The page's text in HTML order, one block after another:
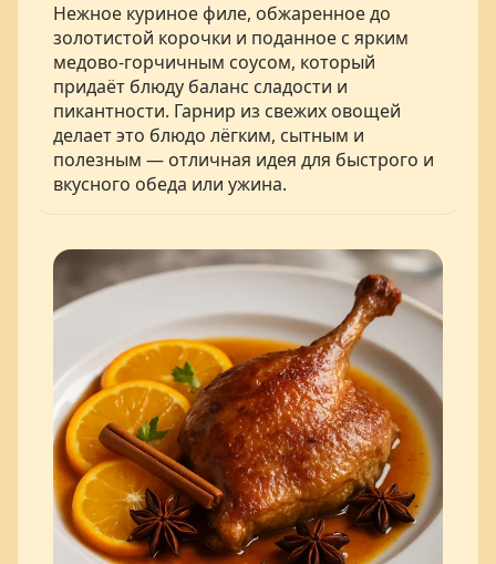
Нежное куриное филе, обжаренное до
золотистой корочки и поданное с ярким
медово-горчичным соусом, который
придаёт блюду баланс сладости и
пикантности. Гарнир из свежих овощей
делает это блюдо лёгким, сытным и
полезным — отличная идея для быстрого и
вкусного обеда или ужина.